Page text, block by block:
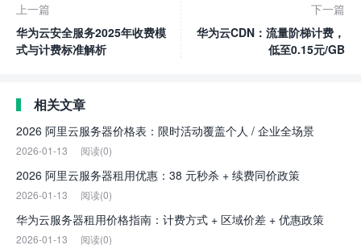
上一篇
华为云安全服务2025年收费模
式与计费标准解析
下一篇
华为云CDN：流量阶梯计费，
低至0.15元/GB
相关文章
2026 阿里云服务器价格表：限时活动覆盖个人 / 企业全场景
2026-01-13 阅读(0)
2026 阿里云服务器租用优惠：38 元秒杀 + 续费同价政策
2026-01-13 阅读(0)
华为云服务器租用价格指南：计费方式 + 区域价差 + 优惠政策
2026-01-13 阅读(0)